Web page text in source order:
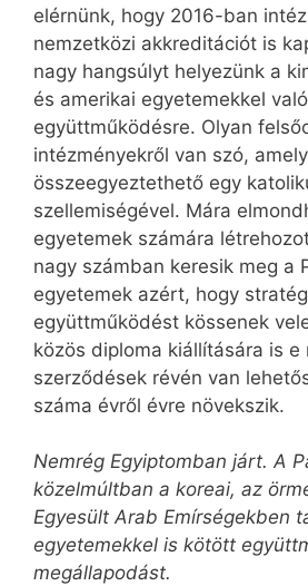
elérnünk, hogy 2016-ban
nemzetközi akkreditációt is
nagy hangsúlyt helyezünk a
és amerikai egyetemekkel való
együttműködésre. Olyan
intézményekről van szó,
összeegyeztethető egy
szellemiségével. Mára
egyetemek számára
nagy számban keresik meg a
egyetemek azért, hogy
együttműködést kössenek
közös diploma kiállítására is e
szerződések révén van
száma évről évre növekszik.
Nemrég Egyiptomban járt. A
közelmúltban a koreai, az
Egyesült Arab Emírségekben
egyetemekkel is kötött
megállapodást.